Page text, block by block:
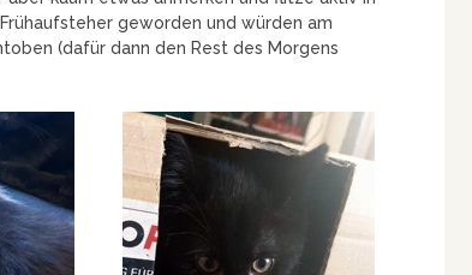
geworden und würden am
(dafür dann den Rest des Morgens